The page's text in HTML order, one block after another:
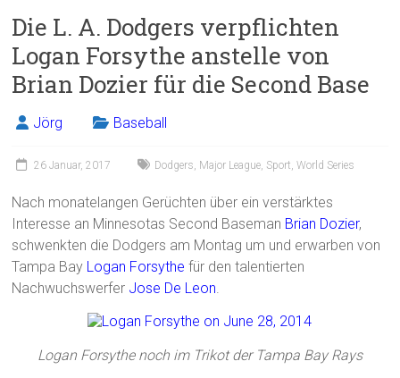
Die L. A. Dodgers verpflichten
Logan Forsythe anstelle von
Brian Dozier für die Second Base
Jörg Baseball
26 Januar, 2017 Dodgers, Major League, Sport,World Series
Nach monatelangen Gerüchten über ein verstärktes
Interesse an Minnesotas Second Baseman Brian Dozier,
schwenkten die Dodgers am Montag um und erwarben von
Tampa Bay Logan Forsythe für den talentierten
Nachwuchswerfer Jose De Leon.
Logan Forsythe noch im Trikot der Tampa Bay Rays